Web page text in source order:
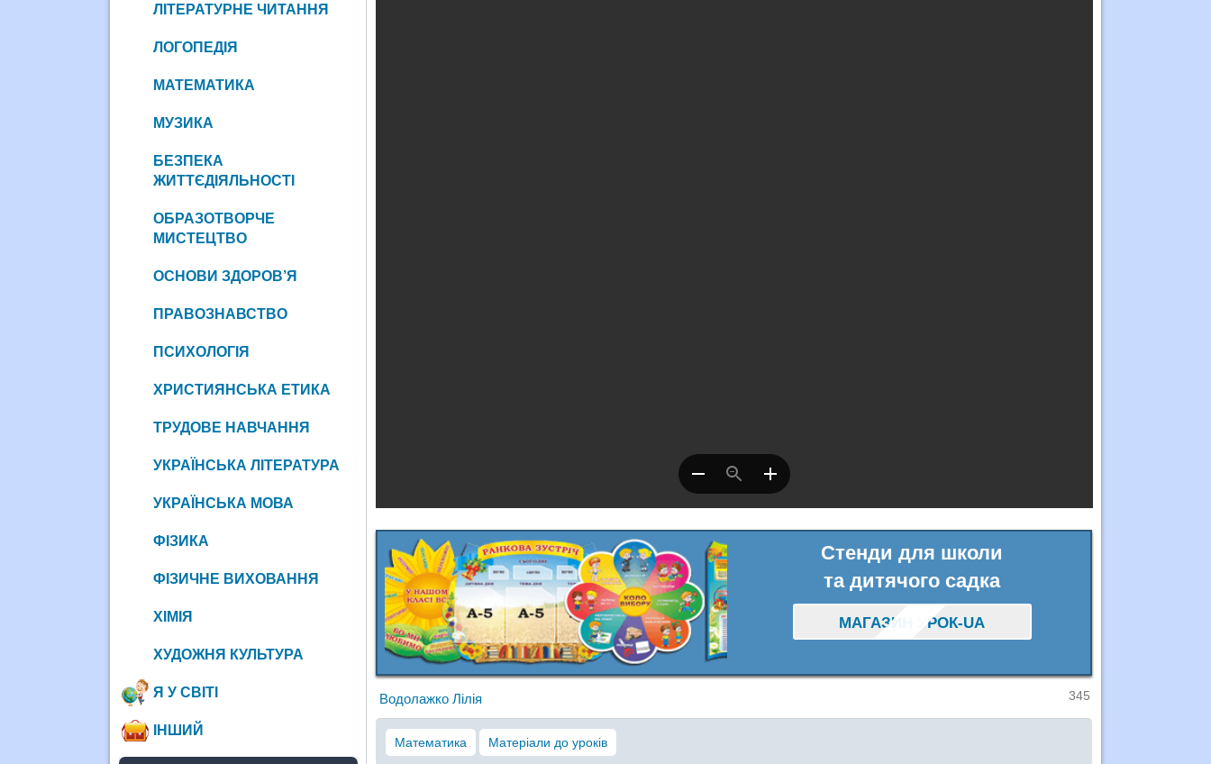
Стенди для школи
та дитячого садка
МАГАЗИН УРОК-UA
Водолажко Лілія 345
Математика Матеріали до уроків
ЛІТЕРАТУРНЕ ЧИТАННЯ
ЛОГОПЕДІЯ
МАТЕМАТИКА
МУЗИКА
БЕЗПЕКА
ЖИТТЄДІЯЛЬНОСТІ
ОБРАЗОТВОРЧЕ
МИСТЕЦТВО
ОСНОВИ ЗДОРОВ’Я
ПРАВОЗНАВСТВО
ПСИХОЛОГІЯ
ХРИСТИЯНСЬКА ЕТИКА
ТРУДОВЕ НАВЧАННЯ
УКРАЇНСЬКА ЛІТЕРАТУРА
УКРАЇНСЬКА МОВА
ФІЗИКА
ФІЗИЧНЕ ВИХОВАННЯ
ХІМІЯ
ХУДОЖНЯ КУЛЬТУРА
Я У СВІТІ
ІНШИЙ